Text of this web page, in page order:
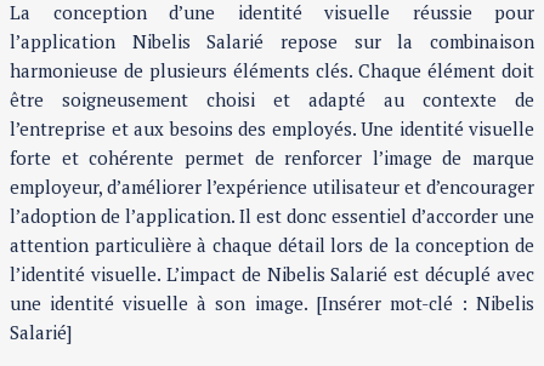
La conception d’une identité visuelle réussie pour
l’application Nibelis Salarié repose sur la combinaison
harmonieuse de plusieurs éléments clés. Chaque élément doit
être soigneusement choisi et adapté au contexte de
l’entreprise et aux besoins des employés. Une identité visuelle
forte et cohérente permet de renforcer l’image de marque
employeur, d’améliorer l’expérience utilisateur et d’encourager
l’adoption de l’application. Il est donc essentiel d’accorder une
attention particulière à chaque détail lors de la conception de
l’identité visuelle. L’impact de Nibelis Salarié est décuplé avec
une identité visuelle à son image. [Insérer mot-clé : Nibelis
Salarié]